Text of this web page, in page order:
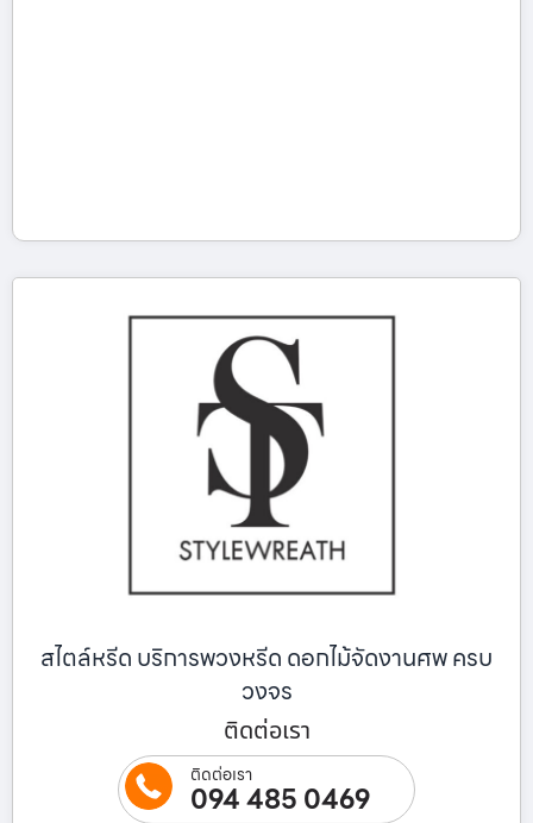
สไตล์หรีด บริการพวงหรีด ดอกไม้จัดงานศพ ครบ
วงจร
ติดต่อเรา
ติดต่อเรา
094 485 0469